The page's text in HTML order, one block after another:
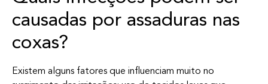
causadas por assaduras nas
coxas?
Existem alguns fatores que influenciam muito no